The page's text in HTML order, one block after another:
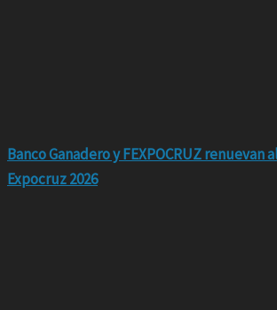
Banco Ganadero y FEXPOCRUZ renuevan
Expocruz 2026